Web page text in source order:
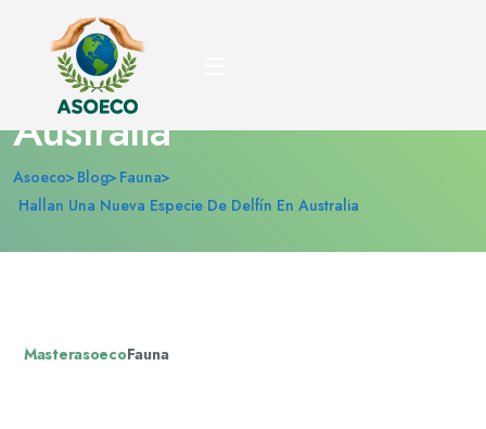
Hallan una nueva
especie de delfín en
Australia
Asoeco Blog Fauna
Hallan Una Nueva Especie De Delfín En Australia
MasterasoecoFauna